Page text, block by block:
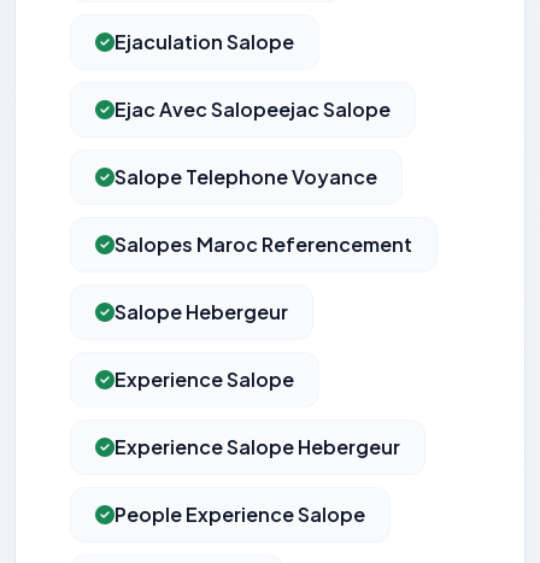
Ejaculation Salope
Ejac Avec Salopeejac Salope
Salope Telephone Voyance
Salopes Maroc Referencement
Salope Hebergeur
Experience Salope
Experience Salope Hebergeur
People Experience Salope